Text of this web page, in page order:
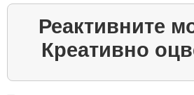
Реактивните
Креативно